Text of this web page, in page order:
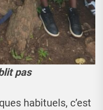
pas
habituels, c’est